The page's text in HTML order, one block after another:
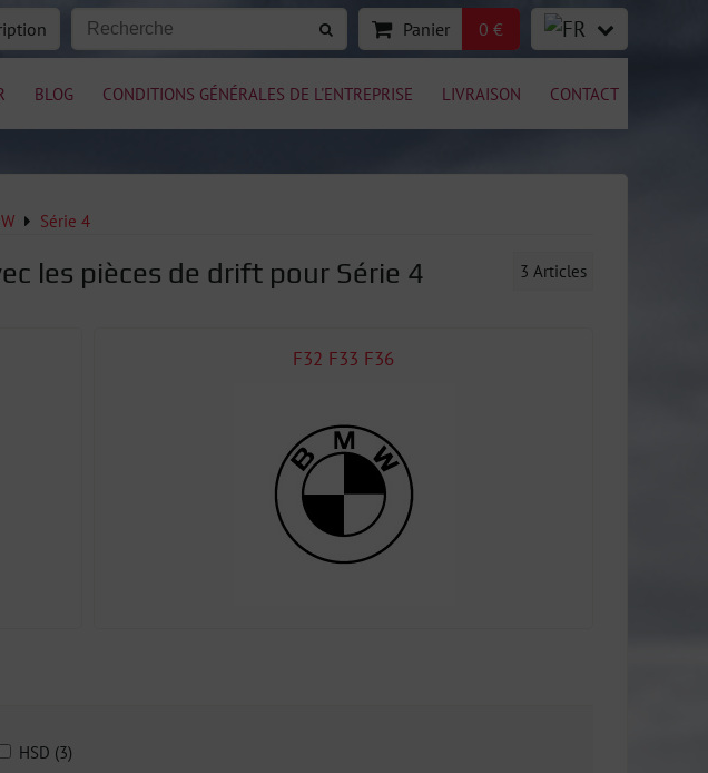
Panier 0 €
BLOG CONDITIONS GÉNÉRALES DE L'ENTREPRISE LIVRAISON CONTACT
Série 4
les pièces de drift pour Série 4 3 Articles
F32 F33 F36
HSD (3)